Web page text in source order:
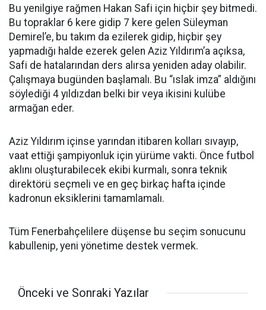
Bu yenilgiye rağmen Hakan Safi için hiçbir şey bitmedi.
Bu topraklar 6 kere gidip 7 kere gelen Süleyman
Demirel’e, bu takım da ezilerek gidip, hiçbir şey
yapmadığı halde ezerek gelen Aziz Yıldırım’a açıksa,
Safi de hatalarından ders alırsa yeniden aday olabilir.
Çalışmaya bugünden başlamalı. Bu “ıslak imza” aldığını
söylediği 4 yıldızdan belki bir veya ikisini kulübe
armağan eder.
Aziz Yıldırım içinse yarından itibaren kolları sıvayıp,
vaat ettiği şampiyonluk için yürüme vakti. Önce futbol
aklını oluşturabilecek ekibi kurmalı, sonra teknik
direktörü seçmeli ve en geç birkaç hafta içinde
kadronun eksiklerini tamamlamalı.
Tüm Fenerbahçelilere düşense bu seçim sonucunu
kabullenip, yeni yönetime destek vermek.
Önceki ve Sonraki Yazılar